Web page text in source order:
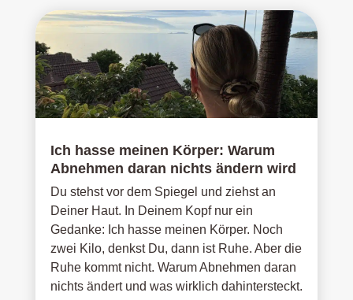
Ich hasse meinen Körper: Warum
Abnehmen daran nichts ändern wird
Du stehst vor dem Spiegel und ziehst an
Deiner Haut. In Deinem Kopf nur ein
Gedanke: Ich hasse meinen Körper. Noch
zwei Kilo, denkst Du, dann ist Ruhe. Aber die
Ruhe kommt nicht. Warum Abnehmen daran
nichts ändert und was wirklich dahintersteckt.